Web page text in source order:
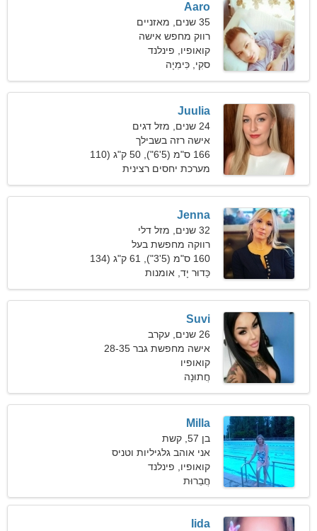
Aaro
35 שנים, מאזניים
רווק מחפש אישה
קואופיו, פינלנד
סקִי, כִּימִיָה
Juulia
24 שנים, מזל דגים
אישה רזה בשבילך
166 ס"מ (5'6"), 50 ק"ג (110
פאונד)
מערכת יחסים רצינית
Jenna
32 שנים, מזל דלי
רווקה מחפשת בעל
160 ס"מ (5'3"), 61 ק"ג (134
פאונד)
כַּדוּר יָד, אומנות
Suvi
26 שנים, עקרב
אישה מחפשת גבר 28-35
קואופיו
חֲתוּנָה
Milla
בן 57, קשת
אני אוהב גלגיליות וטניס
קואופיו, פינלנד
חֲבֵרוּת
Iida